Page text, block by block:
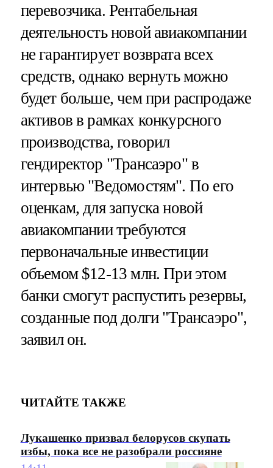
перевозчика. Рентабельная
деятельность новой авиакомпании
не гарантирует возврата всех
средств, однако вернуть можно
будет больше, чем при распродаже
активов в рамках конкурсного
производства, говорил
гендиректор "Трансаэро" в
интервью "Ведомостям". По его
оценкам, для запуска новой
авиакомпании требуются
первоначальные инвестиции
объемом $12-13 млн. При этом
банки смогут распустить резервы,
созданные под долги "Трансаэро",
заявил он.
ЧИТАЙТЕ ТАКЖЕ
Лукашенко призвал белорусов скупать
избы, пока все не разобрали россияне